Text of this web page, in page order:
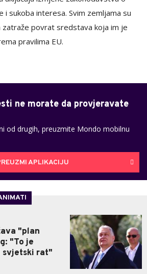
sukoba interesa. Svim zemljama su
povrat sredstava koja im je
pravilima EU.
ne morate da provjeravate
od drugih, preuzmite Mondo mobilnu
APLIKACIJU
"plan
"To je
svjetski rat"
0